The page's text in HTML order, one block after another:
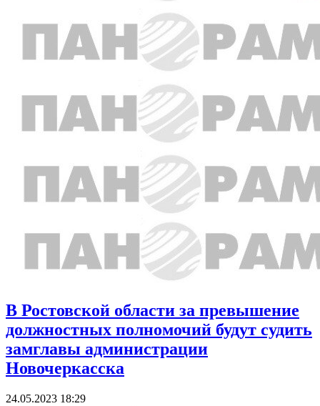
В Ростовской области за превышение
должностных полномочий будут судить
замглавы администрации
Новочеркасска
24.05.2023 18:29